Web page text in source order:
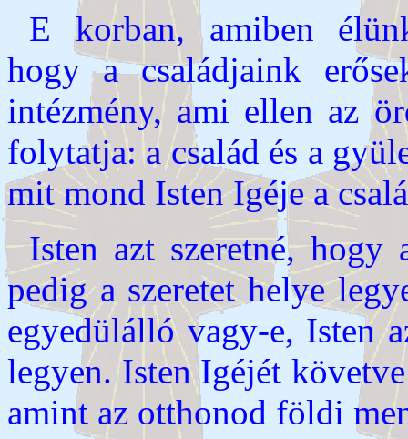
E korban, amiben
hogy a családjaink
intézmény, ami ellen az
folytatja: a család és a
mit mond Isten Igéje a
Isten azt szeretné, hogy
pedig a szeretet helye
egyedülálló vagy-e, Isten
legyen. Isten Igéjét
amint az otthonod földi